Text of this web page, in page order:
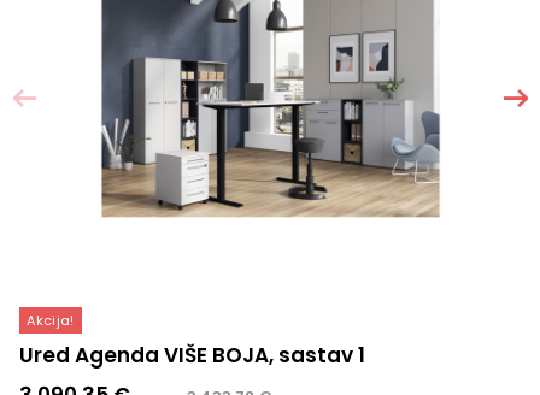
Akcija!
Ured Agenda VIŠE BOJA, sastav 1